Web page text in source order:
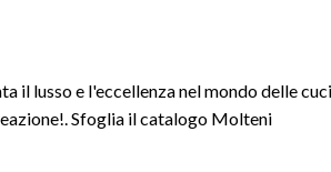
lusso e l'eccellenza nel mondo delle
Sfoglia il catalogo Molteni